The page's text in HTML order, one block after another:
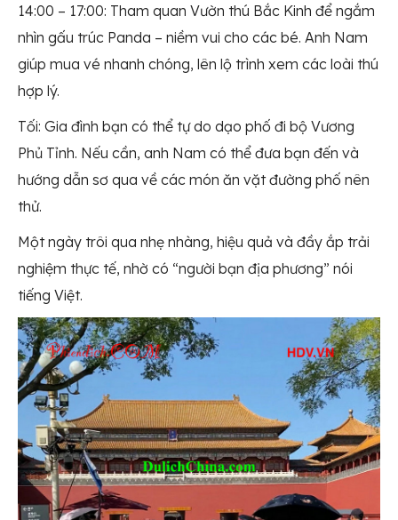
14:00 – 17:00: Tham quan Vườn thú Bắc Kinh để ngắm
nhìn gấu trúc Panda – niềm vui cho các bé. Anh Nam
giúp mua vé nhanh chóng, lên lộ trình xem các loài thú
hợp lý.
Tối: Gia đình bạn có thể tự do dạo phố đi bộ Vương
Phủ Tỉnh. Nếu cần, anh Nam có thể đưa bạn đến và
hướng dẫn sơ qua về các món ăn vặt đường phố nên
thử.
Một ngày trôi qua nhẹ nhàng, hiệu quả và đầy ắp trải
nghiệm thực tế, nhờ có “người bạn địa phương” nói
tiếng Việt.